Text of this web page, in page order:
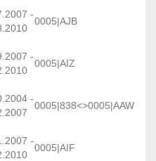
-
0005|AJB
-
0005|AIZ
-
0005|838<>0005|AAW
-
0005|AIF